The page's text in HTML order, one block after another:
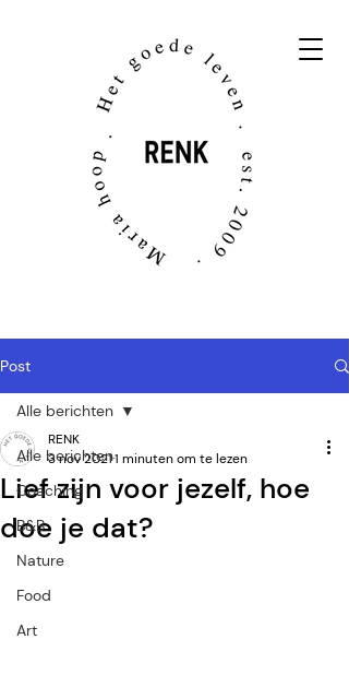
Post
Alle berichten
Coaching
B&B
Nature
Food
Art
Alle berichten
Lief zijn voor jezelf, hoe
doe je dat?
RENK
3 nov 20211 minuten om te lezen